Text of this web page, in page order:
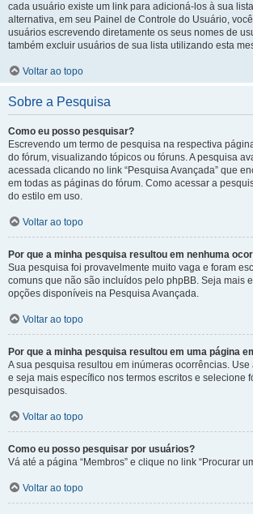
cada usuário existe um link para adicioná-los à sua
alternativa, em seu Painel de Controle do Usuário,
usuários escrevendo diretamente os seus nomes de
também excluir usuários de sua lista utilizando esta
Voltar ao topo
Sobre a Pesquisa
Como eu posso pesquisar?
Escrevendo um termo de pesquisa na respectiva
do fórum, visualizando tópicos ou fóruns. A pesquisa
acessada clicando no link “Pesquisa Avançada” que
em todas as páginas do fórum. Como acessar a
do estilo em uso.
Voltar ao topo
Por que a minha pesquisa resultou em nenhuma
Sua pesquisa foi provavelmente muito vaga e foram
comuns que não são incluídos pelo phpBB. Seja mais
opções disponíveis na Pesquisa Avançada.
Voltar ao topo
Por que a minha pesquisa resultou em uma página
A sua pesquisa resultou em inúmeras ocorrências. Use
e seja mais específico nos termos escritos e selecione
pesquisados.
Voltar ao topo
Como eu posso pesquisar por usuários?
Vá até a página “Membros” e clique no link “Procurar
Voltar ao topo